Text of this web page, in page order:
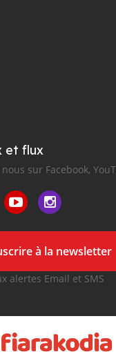
et flux
sur Facebook,
à la newsletter
alertes Email et SMS